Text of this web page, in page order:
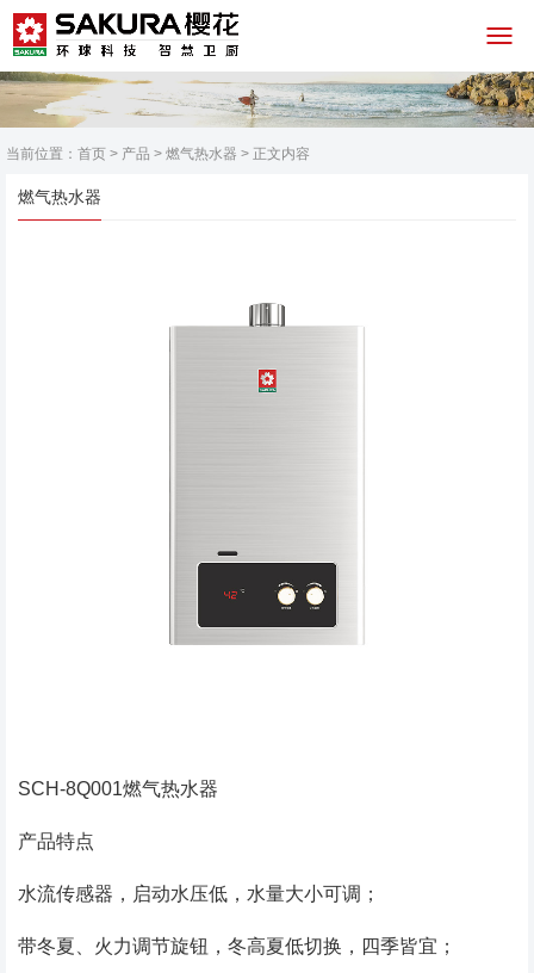
当前位置： 首页 > 产品 > 燃气热水器 > 正文内容
燃气热水器
SCH-8Q001燃气热水器
产品特点
水流传感器，启动水压低，水量大小可调；
带冬夏、火力调节旋钮，冬高夏低切换，四季皆宜；